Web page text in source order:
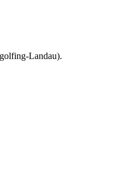
Landau).